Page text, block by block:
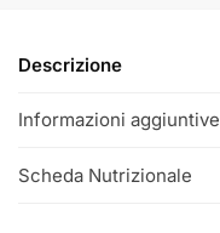
Descrizione
Informazioni aggiuntive
Scheda Nutrizionale